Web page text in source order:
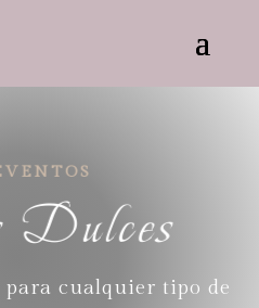
Dulces
cualquier tipo de